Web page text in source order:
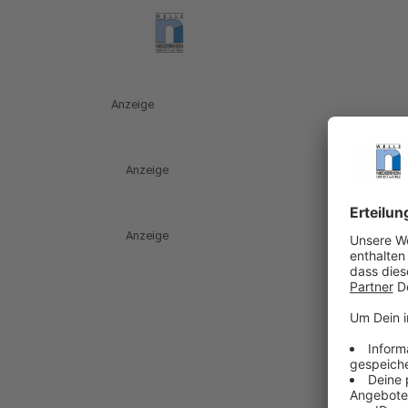
Anzeige
Anzeige
Anzeige